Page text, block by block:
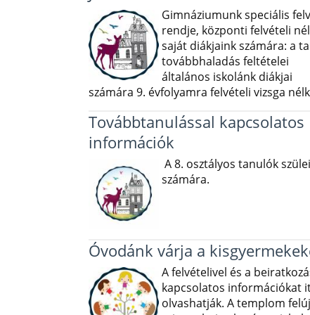
Gimnáziumunk speciális
rendje, központi felvételi
saját diákjaink számára: a
továbbhaladás feltételei
általános iskolánk diákjai
számára 9. évfolyamra felvételi vizsga
Továbbtanulással kapcsolatos
információk
A 8. osztályos tanulók szülei
számára.
Óvodánk várja a
A felvételivel és a
kapcsolatos információkat
olvashatják. A templom